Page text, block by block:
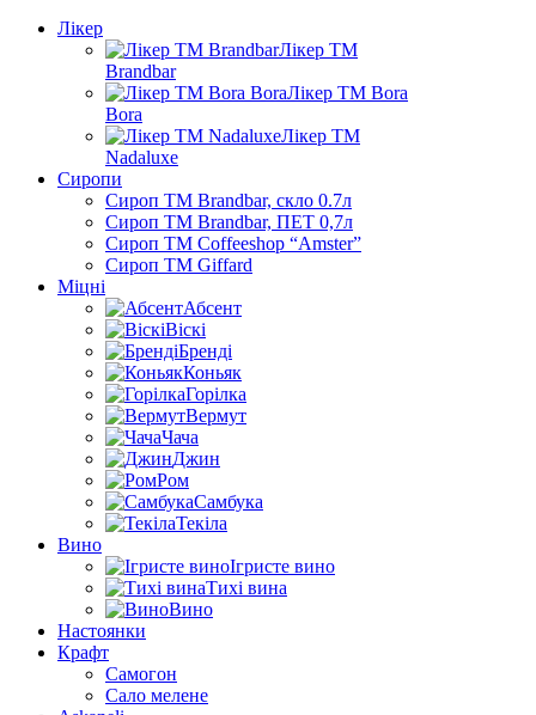
Лікер
Лікер ТМ
Brandbar
Лікер ТМ Bora
Bora
Лікер ТМ
Nadaluxe
Сиропи
Сироп TM Brandbar, скло 0.7л
Сироп TM Brandbar, ПЕТ 0,7л
Сироп TM Coffeeshop “Amster”
Сироп TM Giffard
Міцні
Абсент
Віскі
Бренді
Коньяк
Горілка
Вермут
Чача
Джин
Ром
Самбука
Текіла
Вино
Ігристе вино
Тихі вина
Вино
Настоянки
Крафт
Самогон
Сало мелене